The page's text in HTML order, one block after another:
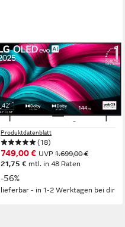
LG
OLED42C5ELB OLED-
Fernseher
106 cm/42 Zoll Diagonale
OLED evo Bildschirmtechnologie
4K Ultra HD Auflösung
Produktdatenblatt
(18)
749,00 € UVP 1.699,00 €
21,75 € mtl. in 48 Raten
-56%
lieferbar - in 1-2 Werktagen bei dir